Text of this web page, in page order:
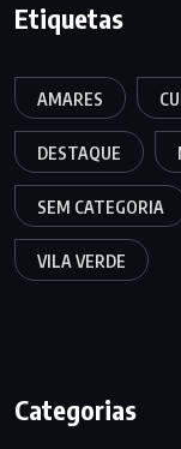
Etiquetas
AMARES
DESTAQUE
SEM CATEGORIA
VILA VERDE
Categorias